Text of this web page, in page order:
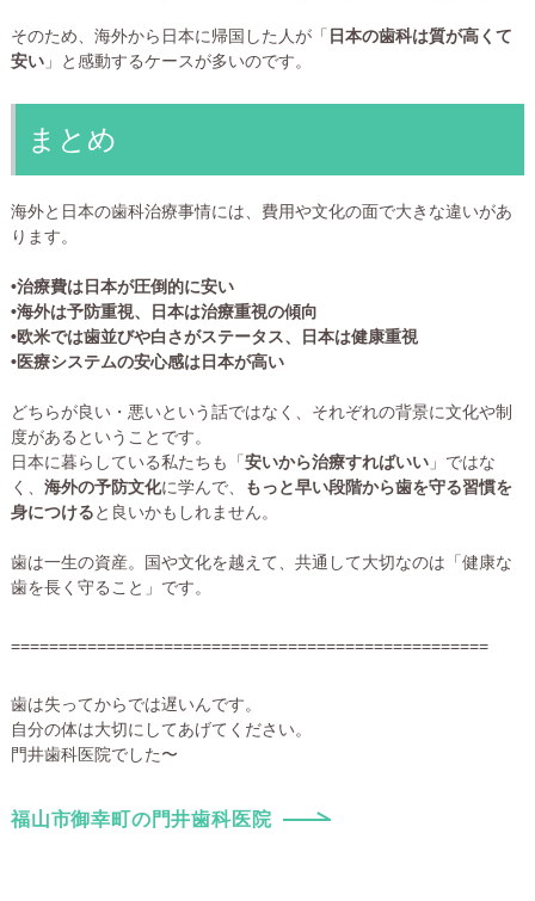
そのため、海外から日本に帰国した人が「 日本の歯科は質が高くて
安い」と感動するケースが多いのです。
まとめ
海外と日本の歯科治療事情には、費用や文化の面で大きな違いがあ
ります。
•治療費は日本が圧倒的に安い
•海外は予防重視、日本は治療重視の傾向
•欧米では歯並びや白さがステータス、日本は健康重視
•医療システムの安心感は日本が高い
どちらが良い・悪いという話ではなく、それぞれの背景に文化や制
度があるということです。
日本に暮らしている私たちも「 安いから治療すればいい」ではな
く、 海外の予防文化に学んで、
もっと早い段階から歯を守る習慣を
身につけると良いかもしれません。
歯は一生の資産。国や文化を越えて、共通して大切なのは「健康な
歯を長く守ること」です。
==================================================
歯は失ってからでは遅いんです。
自分の体は大切にしてあげてください。
門井歯科医院でした〜
福山市御幸町の門井歯科医院